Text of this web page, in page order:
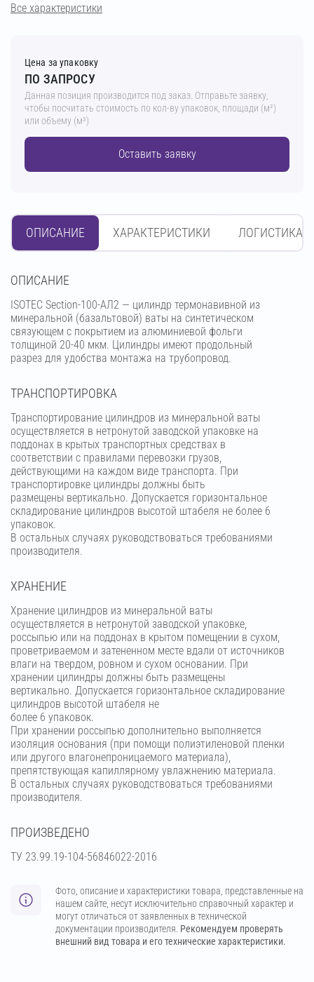
Все характеристики
Цена за упаковку
ПО ЗАПРОСУ
Данная позиция производится под заказ. Отправьте заявку,
чтобы посчитать стоимость по кол-ву упаковок, площади (м²)
или объему (м³)
Оставить заявку
ОПИСАНИЕ ХАРАКТЕРИСТИКИ ЛОГИСТИКА
OПИСАНИЕ
ISOTEC Section-100-АЛ2 — цилиндр термонавивной из
минеральной (базальтовой) ваты на синтетическом
связующем с покрытием из алюминиевой фольги
толщиной 20-40 мкм. Цилиндры имеют продольный
разрез для удобства монтажа на трубопровод.
ТРАНСПОРТИРОВКА
Транспортирование цилиндров из минеральной ваты
осуществляется в нетронутой заводской упаковке на
поддонах в крытых транспортных средствах в
соответствии с правилами перевозки грузов,
действующими на каждом виде транспорта. При
транспортировке цилиндры должны быть
размещены вертикально. Допускается горизонтальное
складирование цилиндров высотой штабеля не более 6
упаковок.
В остальных случаях руководствоваться требованиями
производителя.
ХРАНЕНИЕ
Хранение цилиндров из минеральной ваты
осуществляется в нетронутой заводской упаковке,
россыпью или на поддонах в крытом помещении в сухом,
проветриваемом и затененном месте вдали от источников
влаги на твердом, ровном и сухом основании. При
хранении цилиндры должны быть размещены
вертикально. Допускается горизонтальное складирование
цилиндров высотой штабеля не
более 6 упаковок.
При хранении россыпью дополнительно выполняется
изоляция основания (при помощи полиэтиленовой пленки
или другого влагонепроницаемого материала),
препятствующая капиллярному увлажнению материала.
В остальных случаях руководствоваться требованиями
производителя.
ПРОИЗВЕДЕНО
ТУ 23.99.19-104-56846022-2016
Фото, описание и характеристики товара, представленные на
нашем сайте, несут исключительно справочный характер и
могут отличаться от заявленных в технической
документации производителя. Рекомендуем проверять
внешний вид товара и его технические характеристики.